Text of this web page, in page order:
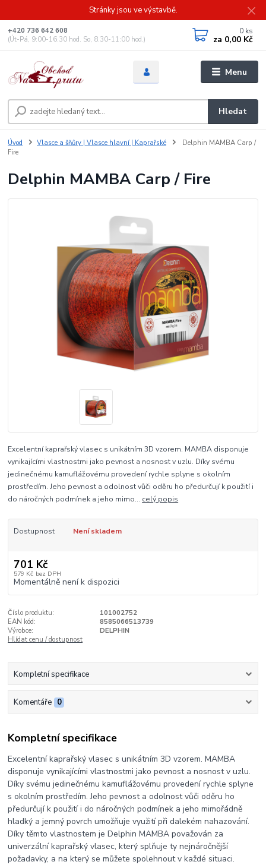
Stránky jsou ve výstavbě.
Menu
Hledat
+420 736 642 608
(Út-Pá, 9:00-16.30 hod. So, 8.30-11:00 hod.)
0 ks
za 0,00 Kč
Úvod Vlasce a šňůry | Vlasce hlavní | Kaprařské
Delphin MAMBA Carp /
Fire
Delphin MAMBA Carp / Fire
Excelentní kaprařský vlasec s unikátním 3D vzorem. MAMBA disponuje
vynikajícími vlastnostmi jako pevnost a nosnost v uzlu. Díky svému
jedinečnému kamuflážovému provedení rychle splyne s okolním
prostředím. Jeho pevnost a odolnost vůči oděru ho předurčují k použití i
do náročných podmínek a jeho mimo... celý popis
Dostupnost Není skladem
701 Kč
579 Kč bez DPH
Momentálně není k dispozici
Číslo produktu:
101002752
EAN kód:
8585066513739
Výrobce:
DELPHIN
Hlídat cenu / dostupnost
Kompletní specifikace
Komentáře 0
Kompletní specifikace
Excelentní kaprařský vlasec s unikátním 3D vzorem. MAMBA
disponuje vynikajícími vlastnostmi jako pevnost a nosnost v uzlu.
Díky svému jedinečnému kamuflážovému provedení rychle splyne
s okolním prostředím. Jeho pevnost a odolnost vůči oděru ho
předurčují k použití i do náročných podmínek a jeho mimořádně
hladký a jemný povrch umožňuje využití při dalekém nahazování.
Díky těmto vlastnostem je Delphin MAMBA považován za
univerzální kaprařský vlasec, který splňuje ty nejnáročnější
požadavky, a na který se můžete spolehnout v každé situaci.